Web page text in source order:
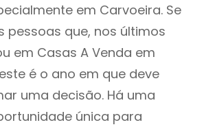
em Carvoeira. Se
pessoas que, nos últimos
em Casas A Venda em
é o ano em que deve
uma decisão. Há uma
única para